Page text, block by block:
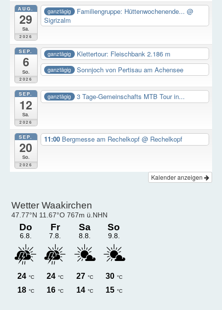
AUG.
29
Sa.
2026
ganztägig Familiengruppe: Hüttenwochenende...@
Sigrizalm
SEP.
6
So.
2026
ganztägig Klettertour: Fleischbank 2.186 m
ganztägig Sonnjoch von Pertisau am Achensee
SEP.
12
Sa.
2026
ganztägig 3 Tage-Gemeinschafts MTB Tour in...
SEP.
20
So.
2026
11:00 Bergmesse am Rechelkopf @ Rechelkopf
Kalender anzeigen